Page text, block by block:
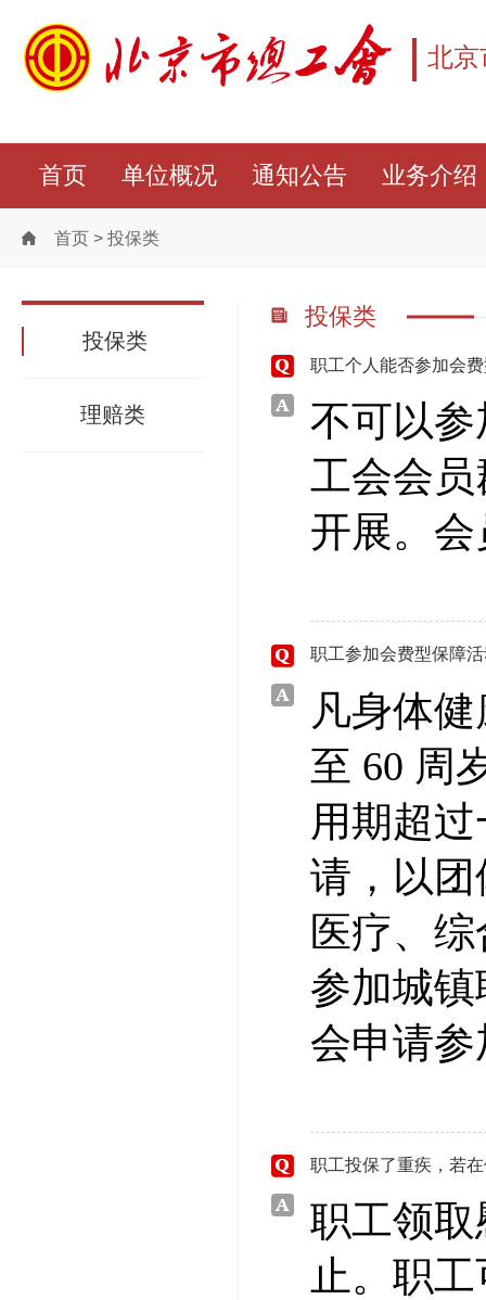
北京
首页 单位概况 通知公告 业务介绍
首页 > 投保类
投保类
理赔类
投保类
职工个人能否参加会
不可以
工会会
开展。
职工参加会费型保障
凡身体
至 60 周
用期超
请，以
医疗、
参加城
会申请参
职工投保了重疾，若
职工领
止。职